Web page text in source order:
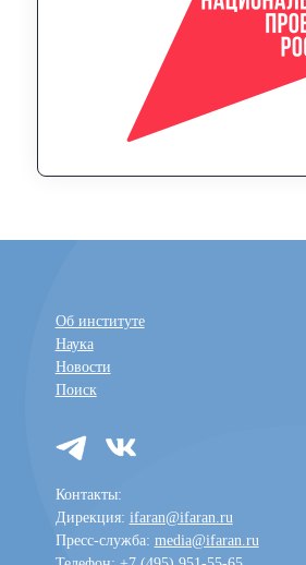
Об институте
Наука
Новости
Поиск
Контакты:
Дирекция: ifaran@ifaran.ru
Пресс-служба: media@ifaran.ru